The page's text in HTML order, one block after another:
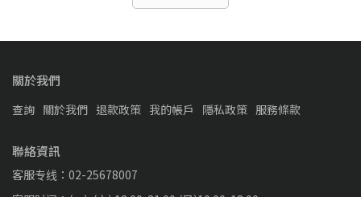
關於我們
查詢 關於我們 退款政策 我的帳戶 隱私政策 服務條款
聯絡資訊
客服专线：02-25678007